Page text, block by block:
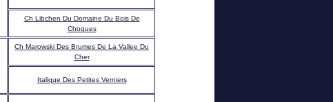
Ch Libchen Du Domaine Du Bois De
Choques
Ch Marowski Des Brumes De La Vallee Du
Cher
Italique Des Petites Verniers